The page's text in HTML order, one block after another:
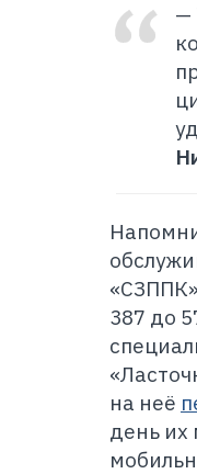
—
387 до
на неё
день их